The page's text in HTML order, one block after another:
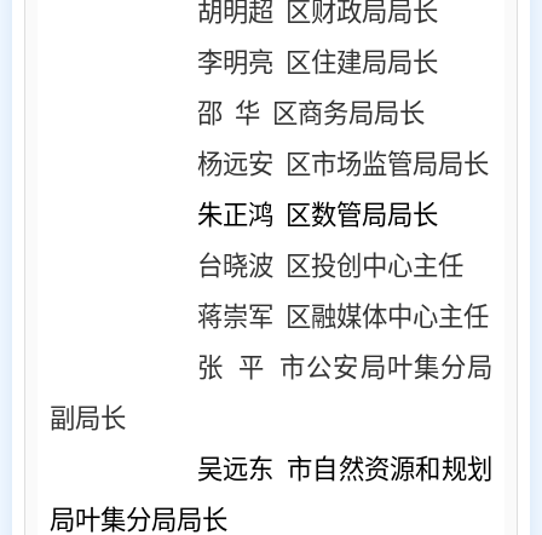
胡明超 区财政局局长
李明亮 区住建局局长
邵 华 区商务局局长
杨远安 区市场监管局局长
朱正鸿 区数管局局长
台晓波区投创中心主任
蒋崇军 区融媒体中心主任
张 平 市公安局叶集分局
副局长
吴远东 市自然资源和规划
局叶集分局局长